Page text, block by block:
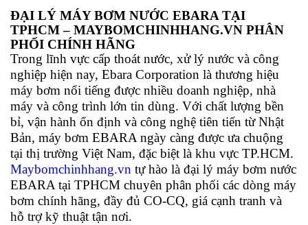
ĐẠI LÝ MÁY BƠM NƯỚC EBARA TẠI
TPHCM – MAYBOMCHINHHANG.VN PHÂN
PHỐI CHÍNH HÃNG
Trong lĩnh vực cấp thoát nước, xử lý nước và công
nghiệp hiện nay, Ebara Corporation là thương hiệu
máy bơm nổi tiếng được nhiều doanh nghiệp, nhà
máy và công trình lớn tin dùng. Với chất lượng bền
bỉ, vận hành ổn định và công nghệ tiên tiến từ Nhật
Bản, máy bơm EBARA ngày càng được ưa chuộng
tại thị trường Việt Nam, đặc biệt là khu vực TP.HCM.
Maybomchinhhang.vn tự hào là đại lý máy bơm nước
EBARA tại TPHCM chuyên phân phối các dòng máy
bơm chính hãng, đầy đủ CO-CQ, giá cạnh tranh và
hỗ trợ kỹ thuật tận nơi.